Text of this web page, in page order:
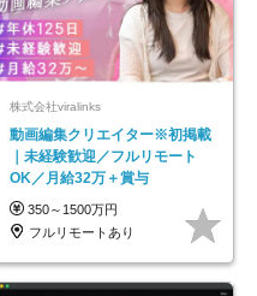
株式会社viralinks
動画編集クリエイター※初掲載
｜未経験歓迎／フルリモート
OK／月給32万＋賞与
350～1500万円
フルリモートあり